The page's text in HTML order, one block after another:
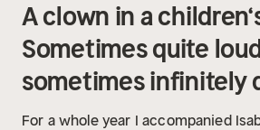
A clown in a
Sometimes quite
sometimes infinitely
For a whole year I accompanied